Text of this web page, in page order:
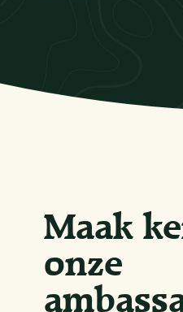
Maak
onze